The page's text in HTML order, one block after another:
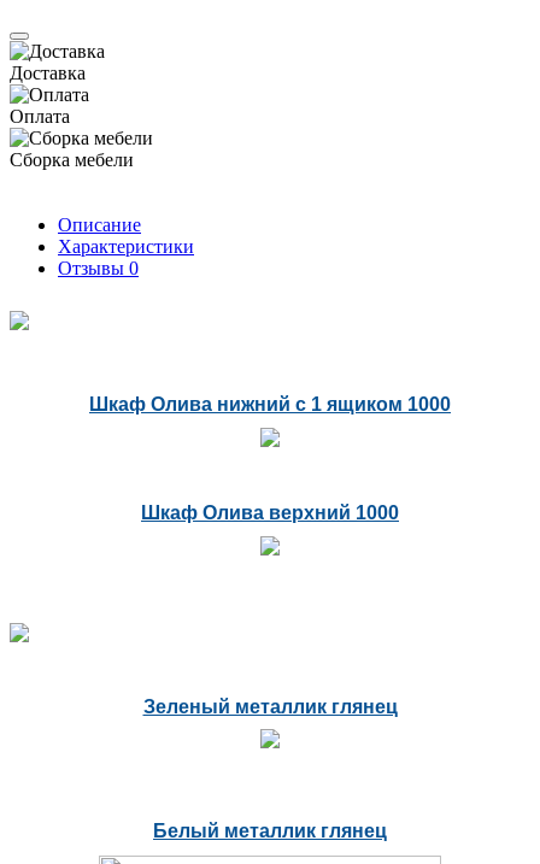
Доставка
Оплата
Сборка мебели
Описание
Характеристики
Отзывы 0
Шкаф Олива нижний с 1 ящиком 1000
Шкаф Олива верхний 1000
Зеленый металлик глянец
Белый металлик глянец